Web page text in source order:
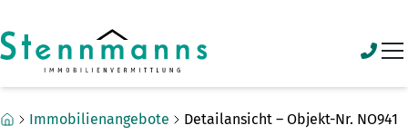
Zum Fuß springen
Immobilienangebote Detailansicht – Objekt-Nr. NO941